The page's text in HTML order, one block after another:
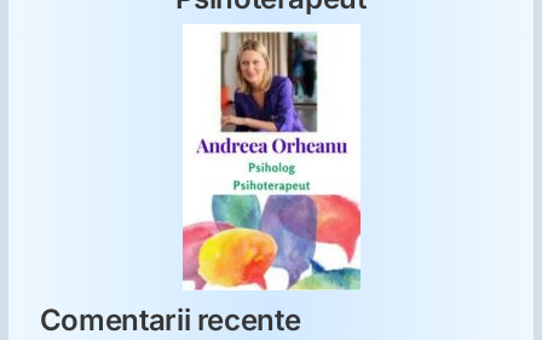
Comentarii recente